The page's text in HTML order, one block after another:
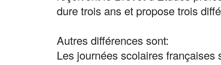
dure trois ans et propose trois
Autres différences sont:
Les journées scolaires françaises